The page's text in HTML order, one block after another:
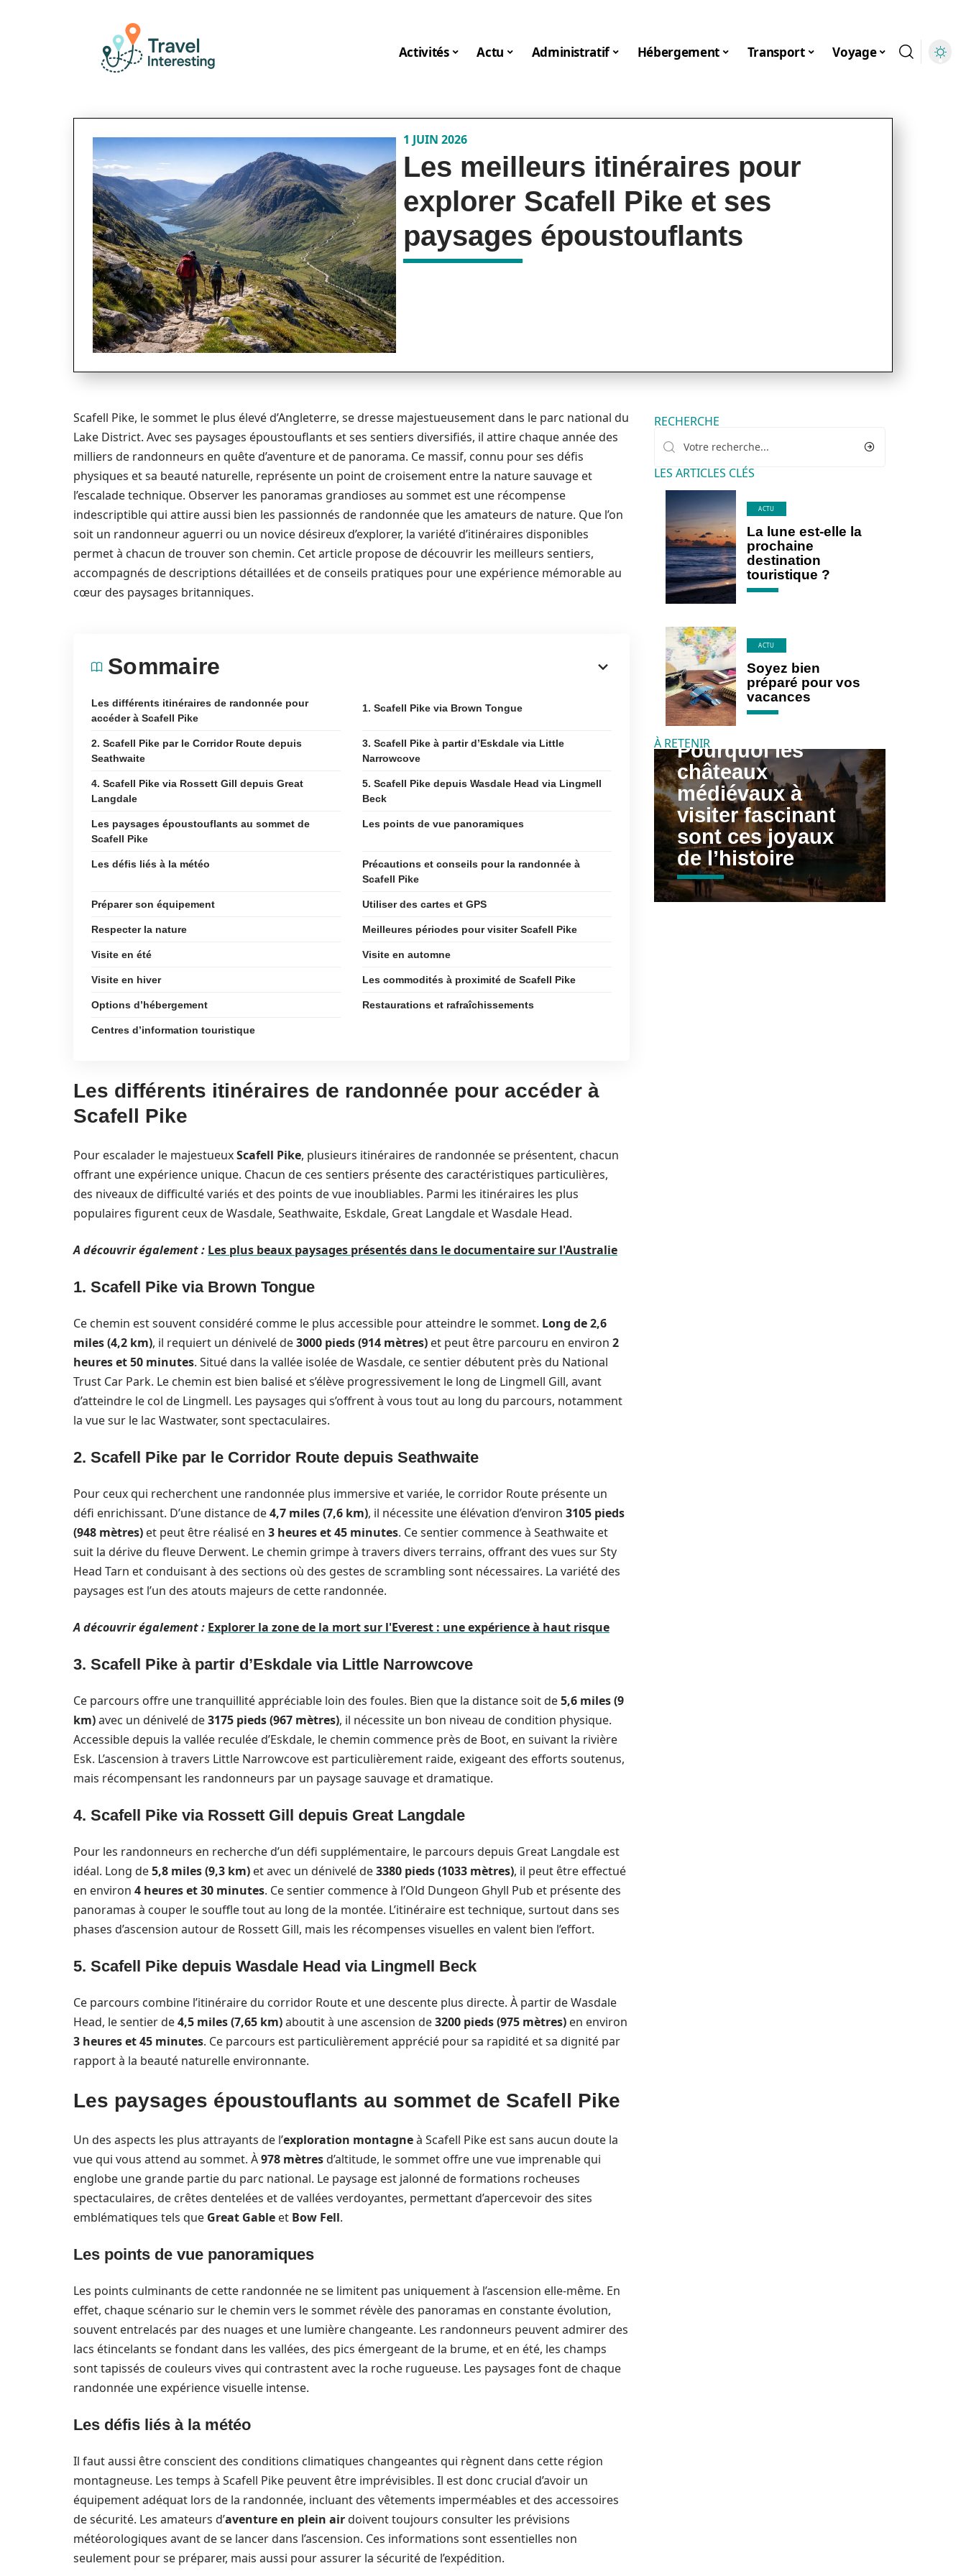
Activités Actu Administratif Hébergement Transport Voyage
1 JUIN 2026
Les meilleurs itinéraires pour
explorer Scafell Pike et ses
paysages époustouflants
Scafell Pike, le sommet le plus élevé d’Angleterre, se dresse majestueusement dans le parc national du
Lake District. Avec ses paysages époustouflants et ses sentiers diversifiés, il attire chaque année des
milliers de randonneurs en quête d’aventure et de panorama. Ce massif, connu pour ses défis
physiques et sa beauté naturelle, représente un point de croisement entre la nature sauvage et
l’escalade technique. Observer les panoramas grandioses au sommet est une récompense
indescriptible qui attire aussi bien les passionnés de randonnée que les amateurs de nature. Que l’on
soit un randonneur aguerri ou un novice désireux d’explorer, la variété d’itinéraires disponibles
permet à chacun de trouver son chemin. Cet article propose de découvrir les meilleurs sentiers,
accompagnés de descriptions détaillées et de conseils pratiques pour une expérience mémorable au
cœur des paysages britanniques.
Sommaire
Les différents itinéraires de randonnée pour
accéder à Scafell Pike
1. Scafell Pike via Brown Tongue
2. Scafell Pike par le Corridor Route depuis
Seathwaite
3. Scafell Pike à partir d’Eskdale via Little
Narrowcove
4. Scafell Pike via Rossett Gill depuis Great
Langdale
5. Scafell Pike depuis Wasdale Head via Lingmell
Beck
Les paysages époustouflants au sommet de
Scafell Pike
Les points de vue panoramiques
Les défis liés à la météo
Précautions et conseils pour la randonnée à
Scafell Pike
Préparer son équipement Utiliser des cartes et GPS
Respecter la nature Meilleures périodes pour visiter Scafell Pike
Visite en été Visite en automne
Visite en hiver Les commodités à proximité de Scafell Pike
Options d’hébergement Restaurations et rafraîchissements
Centres d’information touristique
Les différents itinéraires de randonnée pour accéder à
Scafell Pike
Pour escalader le majestueuxScafell Pike, plusieurs itinéraires de randonnée se présentent, chacun
offrant une expérience unique. Chacun de ces sentiers présente des caractéristiques particulières,
des niveaux de difficulté variés et des points de vue inoubliables. Parmi les itinéraires les plus
populaires figurent ceux de Wasdale, Seathwaite, Eskdale, Great Langdale et Wasdale Head.
A découvrir également : Les plus beaux paysages présentés dans le documentaire sur l'Australie
1. Scafell Pike via Brown Tongue
Ce chemin est souvent considéré comme le plus accessible pour atteindre le sommet. Long de 2,6
miles (4,2 km), il requiert un dénivelé de3000 pieds (914 mètres) et peut être parcouru en environ 2
heures et 50 minutes. Situé dans la vallée isolée de Wasdale, ce sentier débutent près du National
Trust Car Park. Le chemin est bien balisé et s’élève progressivement le long de Lingmell Gill, avant
d’atteindre le col de Lingmell. Les paysages qui s’offrent à vous tout au long du parcours, notamment
la vue sur le lac Wastwater, sont spectaculaires.
2. Scafell Pike par le Corridor Route depuis Seathwaite
Pour ceux qui recherchent une randonnée plus immersive et variée, le corridor Route présente un
défi enrichissant. D’une distance de4,7 miles (7,6 km), il nécessite une élévation d’environ 3105 pieds
(948 mètres) et peut être réalisé en 3 heures et 45 minutes. Ce sentier commence à Seathwaite et
suit la dérive du fleuve Derwent. Le chemin grimpe à travers divers terrains, offrant des vues sur Sty
Head Tarn et conduisant à des sections où des gestes de scrambling sont nécessaires. La variété des
paysages est l’un des atouts majeurs de cette randonnée.
A découvrir également : Explorer la zone de la mort sur l'Everest : une expérience à haut risque
3. Scafell Pike à partir d’Eskdale via Little Narrowcove
Ce parcours offre une tranquillité appréciable loin des foules. Bien que la distance soit de5,6 miles (9
km)avec un dénivelé de3175 pieds (967 mètres), il nécessite un bon niveau de condition physique.
Accessible depuis la vallée reculée d’Eskdale, le chemin commence près de Boot, en suivant la rivière
Esk. L’ascension à travers Little Narrowcove est particulièrement raide, exigeant des efforts soutenus,
mais récompensant les randonneurs par un paysage sauvage et dramatique.
4. Scafell Pike via Rossett Gill depuis Great Langdale
Pour les randonneurs en recherche d’un défi supplémentaire, le parcours depuis Great Langdale est
idéal. Long de5,8 miles (9,3 km) et avec un dénivelé de3380 pieds (1033 mètres), il peut être effectué
en environ 4 heures et 30 minutes. Ce sentier commence à l’Old Dungeon Ghyll Pub et présente des
panoramas à couper le souffle tout au long de la montée. L’itinéraire est technique, surtout dans ses
phases d’ascension autour de Rossett Gill, mais les récompenses visuelles en valent bien l’effort.
5. Scafell Pike depuis Wasdale Head via Lingmell Beck
Ce parcours combine l’itinéraire du corridor Route et une descente plus directe. À partir de Wasdale
Head, le sentier de4,5 miles (7,65 km)aboutit à une ascension de3200 pieds (975 mètres) en environ
3 heures et 45 minutes. Ce parcours est particulièrement apprécié pour sa rapidité et sa dignité par
rapport à la beauté naturelle environnante.
Les paysages époustouflants au sommet de Scafell Pike
Un des aspects les plus attrayants de l’exploration montagneà Scafell Pike est sans aucun doute la
vue qui vous attend au sommet. À978 mètresd’altitude, le sommet offre une vue imprenable qui
englobe une grande partie du parc national. Le paysage est jalonné de formations rocheuses
spectaculaires, de crêtes dentelées et de vallées verdoyantes, permettant d’apercevoir des sites
emblématiques tels que Great Gable et Bow Fell.
Les points de vue panoramiques
Les points culminants de cette randonnée ne se limitent pas uniquement à l’ascension elle-même. En
effet, chaque scénario sur le chemin vers le sommet révèle des panoramas en constante évolution,
souvent entrelacés par des nuages et une lumière changeante. Les randonneurs peuvent admirer des
lacs étincelants se fondant dans les vallées, des pics émergeant de la brume, et en été, les champs
sont tapissés de couleurs vives qui contrastent avec la roche rugueuse. Les paysages font de chaque
randonnée une expérience visuelle intense.
Les défis liés à la météo
Il faut aussi être conscient des conditions climatiques changeantes qui règnent dans cette région
montagneuse. Les temps à Scafell Pike peuvent être imprévisibles. Il est donc crucial d’avoir un
équipement adéquat lors de la randonnée, incluant des vêtements imperméables et des accessoires
de sécurité. Les amateurs d’aventure en plein airdoivent toujours consulter les prévisions
météorologiques avant de se lancer dans l’ascension. Ces informations sont essentielles non
seulement pour se préparer, mais aussi pour assurer la sécurité de l’expédition.
RECHERCHE
LES ARTICLES CLÉS
ACTU
La lune est-elle la
prochaine
destination
touristique ?
ACTU
Soyez bien
préparé pour vos
vacances
À RETENIR
Pourquoi les
châteaux
médiévaux à
visiter fascinant
sont ces joyaux
de l’histoire